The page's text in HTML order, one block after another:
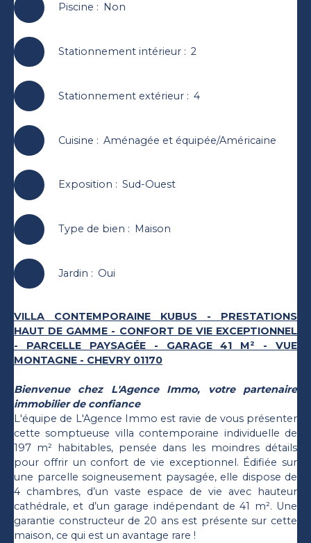
Piscine : Non
Stationnement intérieur: 2
Stationnement extérieur: 4
Cuisine : Aménagée et équipée/Américaine
Exposition : Sud-Ouest
Type de bien : Maison
Jardin : Oui
VILLA CONTEMPORAINE KUBUS - PRESTATIONS
HAUT DE GAMME - CONFORT DE VIE EXCEPTIONNEL
- PARCELLE PAYSAGÉE - GARAGE 41 M² - VUE
MONTAGNE - CHEVRY 01170
Bienvenue chez L'Agence Immo, votre partenaire
immobilier de confiance
L'équipe de L'Agence Immo est ravie de vous présenter
cette somptueuse villa contemporaine individuelle de
197 m² habitables, pensée dans les moindres détails
pour offrir un confort de vie exceptionnel. Édifiée sur
une parcelle soigneusement paysagée, elle dispose de
4 chambres, d’un vaste espace de vie avec hauteur
cathédrale, et d’un garage indépendant de 41 m². Une
garantie constructeur de 20 ans est présente sur cette
maison, ce qui est un avantage rare !